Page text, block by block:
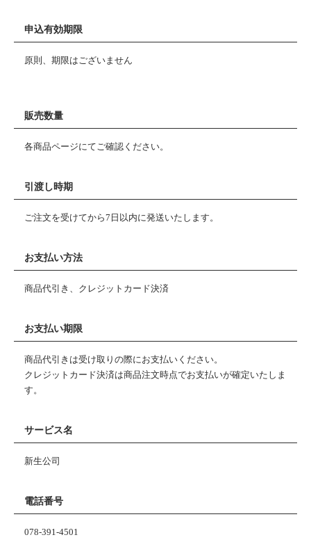
申込有効期限
原則、期限はございません
販売数量
各商品ページにてご確認ください。
引渡し時期
ご注文を受けてから7日以内に発送いたします。
お支払い方法
商品代引き、クレジットカード決済
お支払い期限
商品代引きは受け取りの際にお支払いください。
クレジットカード決済は商品注文時点でお支払いが確定いたしま
す。
サービス名
新生公司
電話番号
078-391-4501